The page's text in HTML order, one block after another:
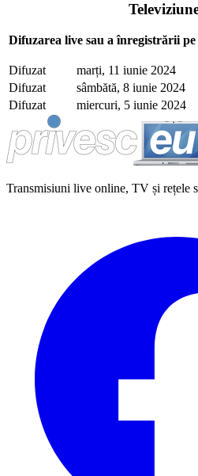
Difuzarea live sau a înregistrării
Difuzat marți, 11 iunie 2024
Difuzat
sâmbătă, 8 iunie 2024
Difuzat
miercuri, 5 iunie 2024
Transmisiuni live online, TV și rețele